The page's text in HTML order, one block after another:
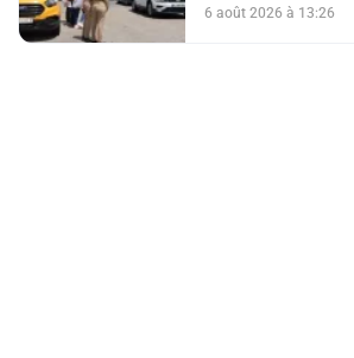
avant
6 août 2026 à 13:26